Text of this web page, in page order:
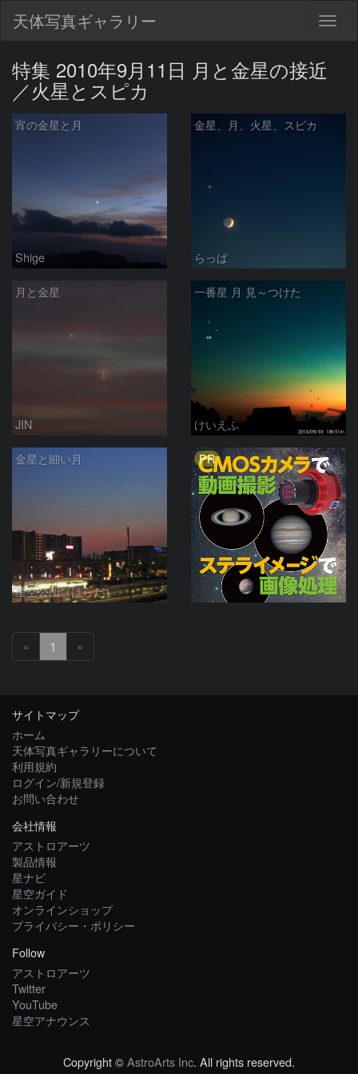
天体写真ギャラリー
特集 2010年9月11日 月と金星の接近
／火星とスピカ
宵の金星と月
Shige
金星、月、火星、スピカ
らっぱ
月と金星
JIN
一番星 月 見～つけた
けいえふ
金星と細い月
星空公団（はらだ）
PR
« 1 »
サイトマップ
ホーム
天体写真ギャラリーについて
利用規約
ログイン/新規登録
お問い合わせ
会社情報
アストロアーツ
製品情報
星ナビ
星空ガイド
オンラインショップ
プライバシー・ポリシー
Follow
アストロアーツ
Twitter
YouTube
星空アナウンス
Copyright ©AstroArts Inc. All rights reserved.